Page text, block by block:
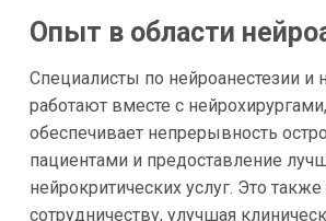
Опыт в области
Специалисты по нейроанестезии и
работают вместе с
обеспечивает непрерывность
пациентами и предоставление
нейрокритических услуг. Это также
сотрудничеству, улучшая